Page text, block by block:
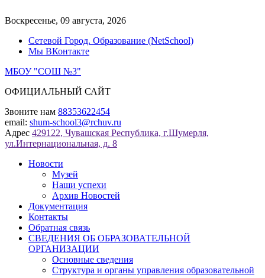
к
Воскресенье, 09 августа, 2026
Сетевой Город. Образование (NetSchool)
Мы ВКонтакте
МБОУ "СОШ №3"
ОФИЦИАЛЬНЫЙ САЙТ
Звоните нам 88353622454
email: shum-school3@rchuv.ru
Адрес 429122, Чувашская Республика, г.Шумерля,
ул.Интернациональная, д. 8
Новости
Музей
Наши успехи
Архив Новостей
Документация
Контакты
Обратная связь
СВЕДЕНИЯ ОБ ОБРАЗОВАТЕЛЬНОЙ
ОРГАНИЗАЦИИ
Основные сведения
Структура и органы управления образовательной